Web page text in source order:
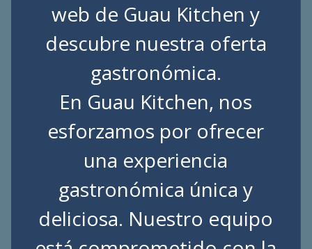
web de Guau Kitchen y
descubre nuestra oferta
gastronómica.
En Guau Kitchen, nos
esforzamos por ofrecer
una experiencia
gastronómica única y
deliciosa. Nuestro equipo